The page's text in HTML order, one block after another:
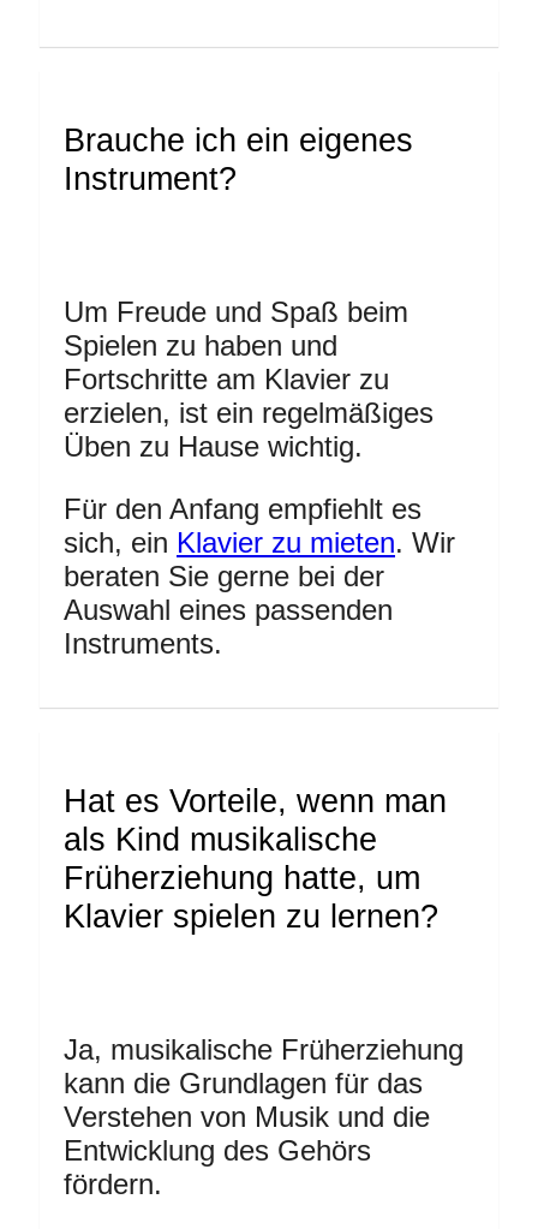
Brauche ich ein eigenes
Instrument?
Um Freude und Spaß beim
Spielen zu haben und
Fortschritte am Klavier zu
erzielen, ist ein regelmäßiges
Üben zu Hause wichtig.
Für den Anfang empfiehlt es
sich, ein Klavier zu mieten. Wir
beraten Sie gerne bei der
Auswahl eines passenden
Instruments.
Hat es Vorteile, wenn man
als Kind musikalische
Früherziehung hatte, um
Klavier spielen zu lernen?
Ja, musikalische Früherziehung
kann die Grundlagen für das
Verstehen von Musik und die
Entwicklung des Gehörs
fördern.